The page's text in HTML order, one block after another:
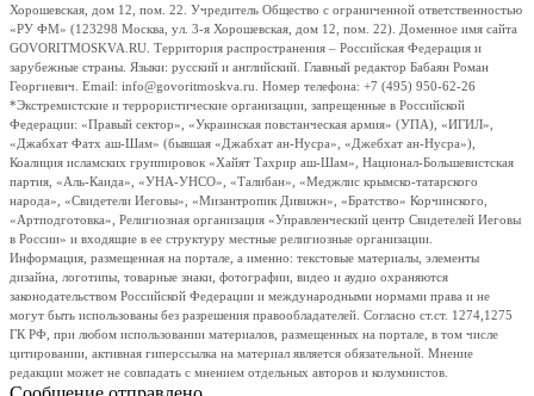
Хорошевская, дом 12, пом. 22. Учредитель Общество с ограниченной ответственностью
«РУ ФМ» (123298 Москва, ул. 3-я Хорошевская, дом 12, пом. 22). Доменное имя сайта
GOVORITMOSKVA.RU. Территория распространения – Российская Федерация и
зарубежные страны. Языки: русский и английский. Главный редактор Бабаян Роман
Георгиевич. Email: info@govoritmoskva.ru. Номер телефона: +7 (495) 950-62-26
*Экстремистские и террористические организации, запрещенные в Российской
Федерации: «Правый сектор», «Украинская повстанческая армия» (УПА), «ИГИЛ»,
«Джабхат Фатх аш-Шам» (бывшая «Джабхат ан-Нусра», «Джебхат ан-Нусра»),
Коалиция исламских группировок «Хайят Тахрир аш-Шам», Национал-Большевистская
партия, «Аль-Каида», «УНА-УНСО», «Талибан», «Меджлис крымско-татарского
народа», «Свидетели Иеговы», «Мизантропик Дивижн», «Братство» Корчинского,
«Артподготовка», Религиозная организация «Управленческий центр Свидетелей Иеговы
в России» и входящие в ее структуру местные религиозные организации.
Информация, размещенная на портале, а именно: текстовые материалы, элементы
дизайна, логотипы, товарные знаки, фотографии, видео и аудио охраняются
законодательством Российской Федерации и международными нормами права и не
могут быть использованы без разрешения правообладателей. Согласно ст.ст. 1274,1275
ГК РФ, при любом использовании материалов, размещенных на портале, в том числе
цитировании, активная гиперссылка на материал является обязательной. Мнение
редакции может не совпадать с мнением отдельных авторов и колумнистов.